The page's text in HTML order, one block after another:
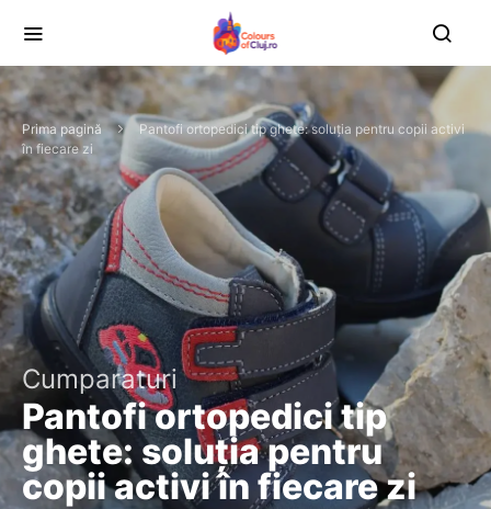
Prima pagină
Pantofi ortopedici tip ghete: soluția pentru copii activi
în fiecare zi
Cumparaturi
Pantofi ortopedici tip
ghete: soluția pentru
copii activi în fiecare zi